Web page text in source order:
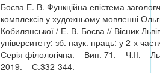
Боєва Е. В. Функційна епістема
комплексів у художньому мовленні
Кобилянської / Е. В. Боєва // Вісник
університету: зб. наук. праць: у 2-х
Серія філологічна. – Вип. 71. – Ч.ІІ. –
2019. – С.332-344.